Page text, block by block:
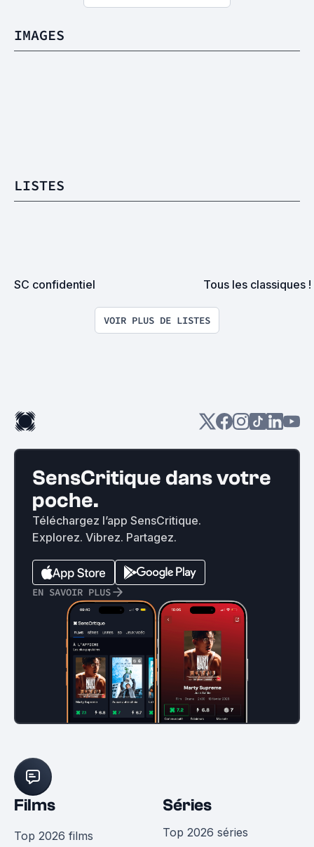
IMAGES
LISTES
SC confidentiel Tous les classiques !
VOIR PLUS DE LISTES
SensCritique dans votre
poche.
Téléchargez l’app SensCritique.
Explorez. Vibrez. Partagez.
EN SAVOIR PLUS
Films
Top 2026 films
Séries
Top 2026 séries